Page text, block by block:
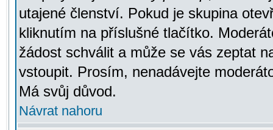
utajené členství. Pokud je skupina
kliknutím na příslušné tlačítko.
žádost schválit a může se vás zeptat
vstoupit. Prosím, nenadávejte
Má svůj důvod.
Návrat nahoru